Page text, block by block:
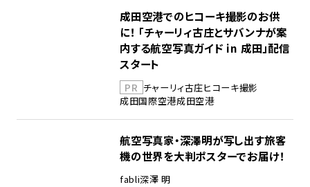
成田空港でのヒコーキ撮影のお供
に！ 「チャーリィ古庄とサバンナが案
内する航空写真ガイド in 成田」配信
スタート
PR チャーリィ古庄ヒコーキ撮影
成田国際空港成田空港
航空写真家・深澤明が写し出す旅客
機の世界を大判ポスターでお届け！
fabli深澤 明